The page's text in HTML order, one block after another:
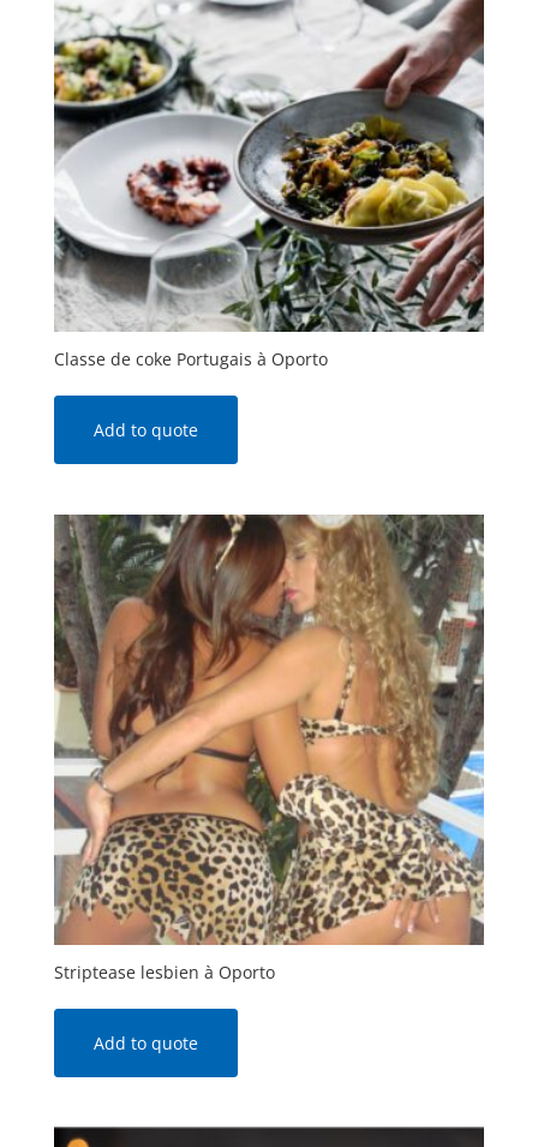
Classe de coke Portugais à Oporto
Add to quote
Striptease lesbien à Oporto
Add to quote